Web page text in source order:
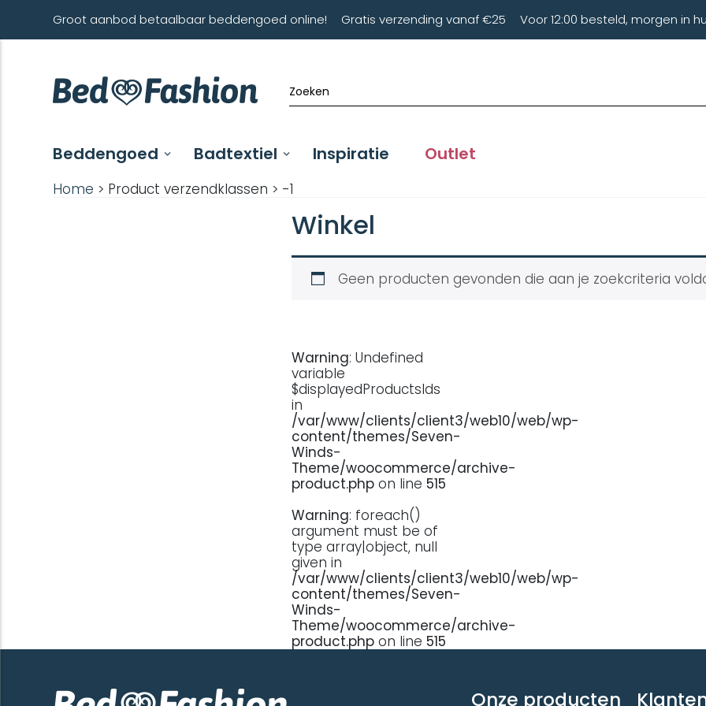
Groot aanbod betaalbaar beddengoed online! Gratis verzending vanaf €25 Voor 12:00 besteld, morgen in
Beddengoed Badtextiel Inspiratie Outlet
Home > Product verzendklassen > -1
Winkel
Geen producten gevonden die aan je zoekcriteria
Warning: Undefined
variable
$displayedProductsIds
in
/var/www/clients/client3/web10/web/wp-
content/themes/Seven-
Winds-
Theme/woocommerce/archive-
product.phpon line 515
Warning: foreach()
argument must be of
type array|object, null
given in
/var/www/clients/client3/web10/web/wp-
content/themes/Seven-
Winds-
Theme/woocommerce/archive-
product.phpon line 515
Onze producten